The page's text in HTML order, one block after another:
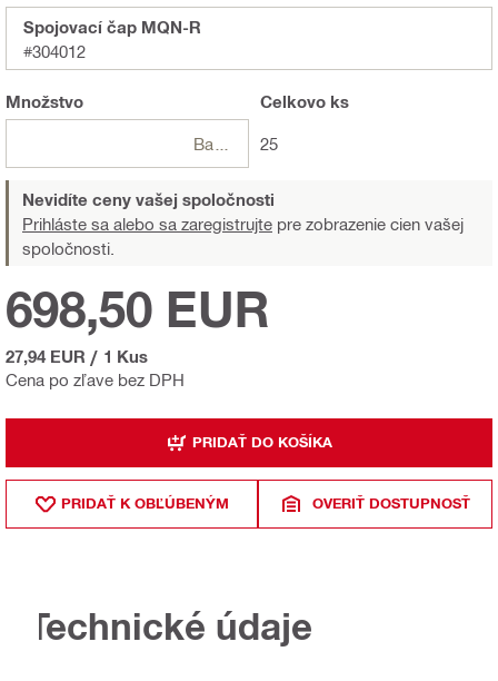
Spojovací čap MQN-R
#304012
Množstvo Celkovo ks
25
Nevidíte ceny vašej spoločnosti
Prihláste sa alebo sa zaregistrujte pre zobrazenie cien vašej
spoločnosti.
Cena po zľave bez DPH
698,50 EUR
27,94 EUR / 1 Kus
PRIDAŤ DO KOŠÍKA
PRIDAŤ K OBĽÚBENÝM OVERIŤ DOSTUPNOSŤ
Technické údaje